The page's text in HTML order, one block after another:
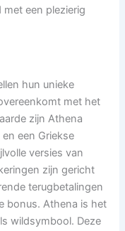
een plezierig
hun unieke
met het
zijn Athena
een Griekse
versies van
zijn gericht
terugbetalingen
bonus. Athena is het
wildsymbool. Deze